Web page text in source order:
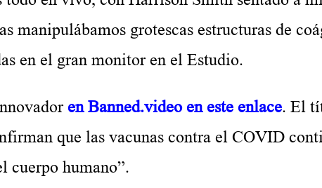
manipulábamos grotescas estructuras de
en el gran monitor en el Estudio.
en Banned.video en este enlace. El
que las vacunas contra el COVID
cuerpo humano”.